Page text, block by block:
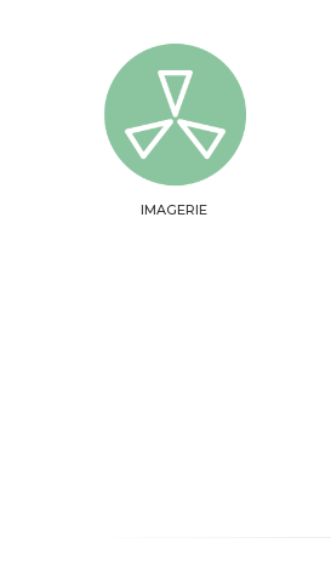
IMAGERIE